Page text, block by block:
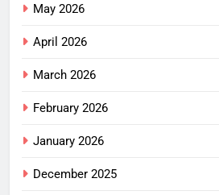
May 2026
April 2026
March 2026
February 2026
January 2026
December 2025